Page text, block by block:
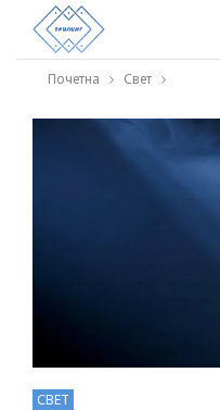
Почетна Свет
СВЕТ